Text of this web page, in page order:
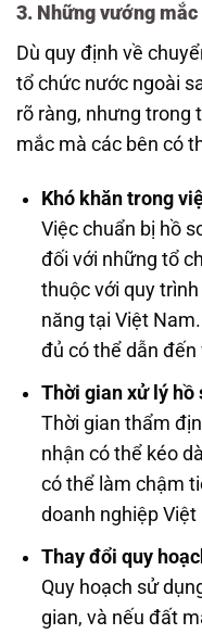
3. Những vướng
Dù quy định về
tổ chức nước ngoài
rõ ràng, nhưng trong
mắc mà các bên có
Khó khăn trong
Việc chuẩn bị hồ
đối với những tổ
thuộc với quy
năng tại Việt
đủ có thể dẫn
Thời gian xử lý hồ
Thời gian thẩm
nhận có thể kéo
có thể làm chậm
doanh nghiệp Việt
Thay đổi quy
Quy hoạch sử
gian, và nếu đất